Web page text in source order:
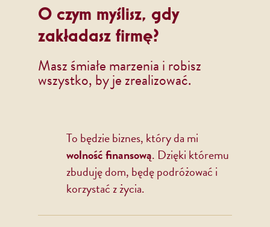
O czym myślisz, gdy
zakładasz firmę?
Masz śmiałe marzenia i robisz
wszystko, by je zrealizować.
To będzie biznes, który da mi
wolność finansową. Dzięki któremu
zbuduję dom, będę podróżować i
korzystać z życia.